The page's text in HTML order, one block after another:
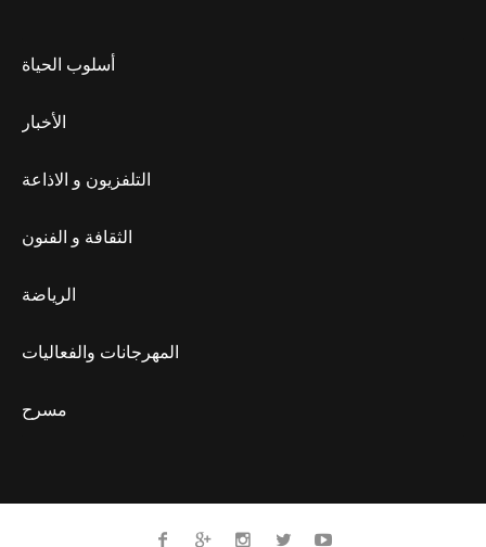
أسلوب الحياة
الأخبار
التلفزيون و الاذاعة
الثقافة و الفنون
الرياضة
المهرجانات والفعاليات
مسرح